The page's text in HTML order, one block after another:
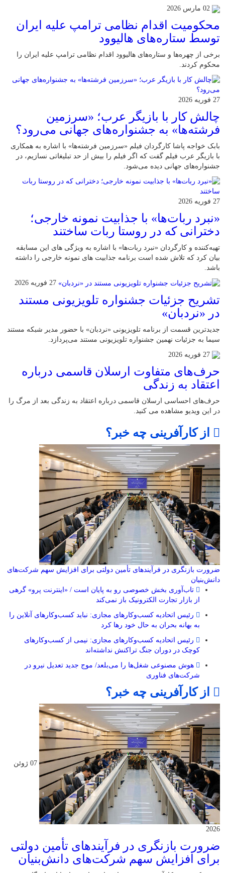
02 مارس 2026
محکومیت اقدام نظامی ترامپ علیه ایران
توسط ستاره‌های هالیوود
برخی از چهره‌ها و ستاره‌های هالیوود اقدام نظامی ترامپ علیه ایران را
محکوم کردند.
27 فوریه 2026
چالش کار با بازیگر عرب؛ «سرزمین
فرشته‌ها» به جشنواره‌های جهانی می‌رود؟
بابک خواجه پاشا کارگردان فیلم «سرزمین فرشته‌ها» با اشاره به همکاری
با بازیگر عرب فیلم گفت که اگر فیلم را بیش از حد تبلیغاتی نسازیم، در
جشنواره‌های جهانی دیده می‌شود.
27 فوریه 2026
«نبرد ربات‌ها» با جذابیت نمونه خارجی؛
دخترانی که در روستا ربات ساختند
تهیه‌کننده و کارگردان «نبرد ربات‌ها» با اشاره به ویژگی های این مسابقه
بیان کرد که تلاش شده است برنامه جذابیت های نمونه خارجی را داشته
باشد.
27 فوریه 2026
تشریح جزئیات جشنواره‌ تلویزیونی مستند
در «نردبان»
جدیدترین قسمت از برنامه‌ تلویزیونی «نردبان» با حضور مدیر شبکه مستند
سیما به جزئیات نهمین جشنواره‌ تلویزیونی مستند می‌پردازد.
27 فوریه 2026
حرف‌های متفاوت ارسلان قاسمی درباره
اعتقاد به زندگی
حرف‌های احساسی ارسلان قاسمی درباره اعتقاد به زندگی بعد از مرگ را
در این ویدیو مشاهده می کنید.
از کارآفرینی چه خبر؟
ضرورت بازنگری در فرآیندهای تأمین دولتی برای افزایش سهم شرکت‌های
دانش‌بنیان
تاب‌آوری بخش خصوصی رو به پایان است / «اینترنت پرو» گرهی
از بازار تجارت الکترونیک باز نمی‌کند
رئیس اتحادیه کسب‌وکارهای مجازی: نباید کسب‌وکارهای آنلاین را
به بهانه بحران به حال خود رها کرد
رئیس اتحادیه کسب‌وکارهای مجازی: نیمی از کسب‌وکارهای
کوچک در دوران جنگ‌ تراکنش نداشته‌اند
هوش مصنوعی شغل‌ها را می‌بلعد/ موج جدید تعدیل نیرو در
شرکت‌های فناوری
از کارآفرینی چه خبر؟
07 ژوئن
2026
ضرورت بازنگری در فرآیندهای تأمین دولتی
برای افزایش سهم شرکت‌های دانش‌بنیان